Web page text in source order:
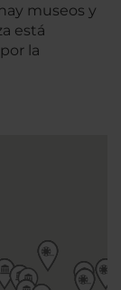
museos y
está
la